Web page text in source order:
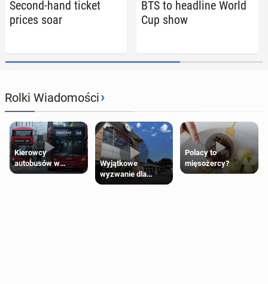
Second-hand ticket
prices soar
BTS to head­line World
Cup show
Rolki Wiadomości›
Kierowcy
autobusów w
Londynie
Wyjątkowe
wyzwanie dla
posiadaczy kart
Polacy to
mięsożercy?